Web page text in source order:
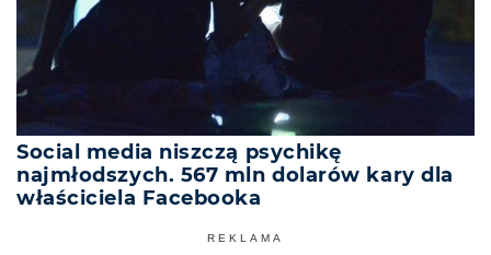
Social media niszczą psychikę
najmłodszych. 567 mln dolarów kary dla
właściciela Facebooka
REKLAMA